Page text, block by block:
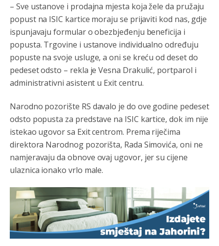
– Sve ustanove i prodajna mjesta koja žele da pružaju
popust na ISIC kartice moraju se prijaviti kod nas, gdje
ispunjavaju formular o obezbjeđenju beneficija i
popusta. Trgovine i ustanove individualno određuju
popuste na svoje usluge, a oni se kreću od deset do
pedeset odsto – rekla je Vesna Drakulić, portparol i
administrativni asistent u Exit centru.
Narodno pozorište RS davalo je do ove godine pedeset
odsto popusta za predstave na ISIC kartice, dok im nije
istekao ugovor sa Exit centrom. Prema riječima
direktora Narodnog pozorišta, Rada Simovića, oni ne
namjeravaju da obnove ovaj ugovor, jer su cijene
ulaznica ionako vrlo male.
Marcelo debiliiii
Анонимно2022778
mamu vam **bem papansku!!!!
Анонимно2553747
neznate danas slavimo svjetski dan semafora.
Анонимно2798926 јуче 6:48
Pohvala za Vodovod Pale što su smanjili isporuku vode
sarajevu kako bi količine vode bile dovoljne za građane
Pala. Vijest objavio klix